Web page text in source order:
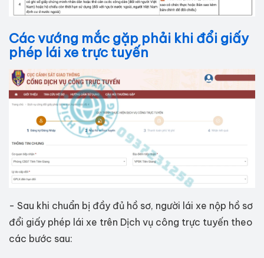
Các vướng mắc gặp phải khi đổi giấy
phép lái xe trực tuyến
- Sau khi chuẩn bị đầy đủ hồ sơ, người lái xe nộp hồ sơ
đổi giấy phép lái xe trên Dịch vụ công trực tuyến theo
các bước sau: